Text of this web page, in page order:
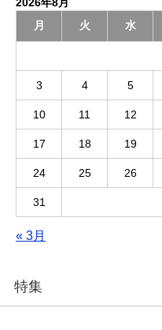
2026年8月
月
火 水
3 4 5
10 11 12
17 18 19
24 25 26
31
« 3月
特集